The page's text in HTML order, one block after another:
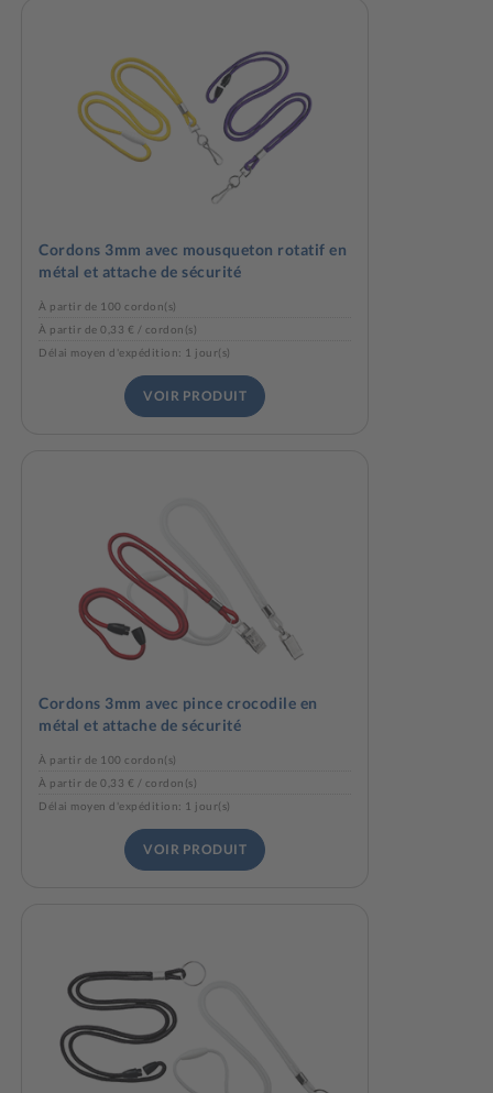
Cordons 3mm avec mousqueton rotatif en
métal et attache de sécurité
À partir de 100 cordon(s)
À partir de 0,33 € / cordon(s)
Délai moyen d'expédition: 1 jour(s)
VOIR PRODUIT
Cordons 3mm avec pince crocodile en
métal et attache de sécurité
À partir de 100 cordon(s)
À partir de 0,33 € / cordon(s)
Délai moyen d'expédition: 1 jour(s)
VOIR PRODUIT